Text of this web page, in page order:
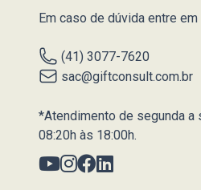
Em caso de dúvida entre
(41) 3077-7620
sac@giftconsult.com.br
*Atendimento de segunda a
08:20h às 18:00h.